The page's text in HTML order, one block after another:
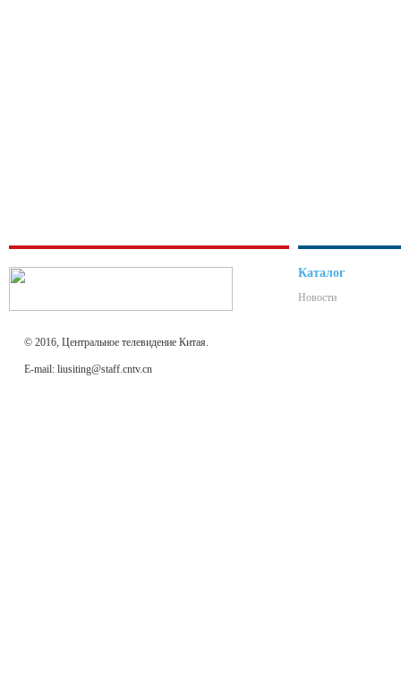
© 2016, Центральное телевидение Китая.
E-mail: liusiting@staff.cntv.cn
Каталог
Новости